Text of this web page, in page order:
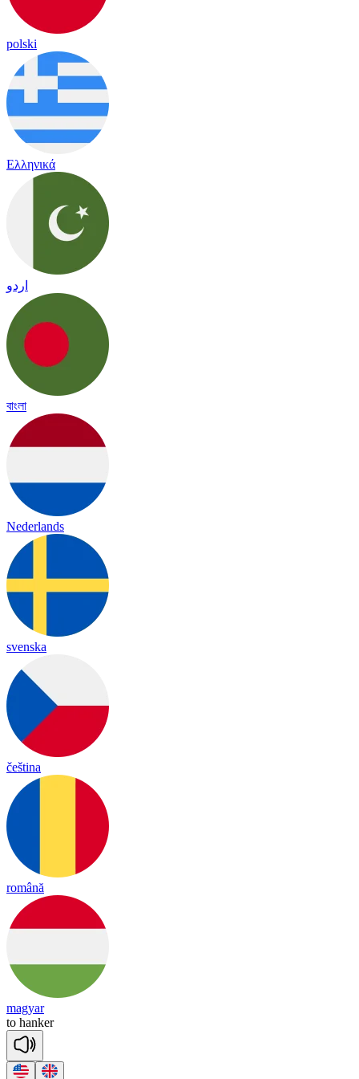
polski
Ελληνικά
اردو
বাংলা
Nederlands
svenska
čeština
română
magyar
to hanker